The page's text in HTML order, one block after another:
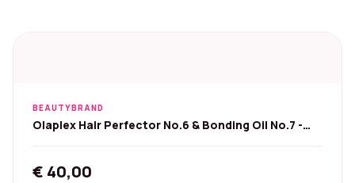
BEAUTYBRAND
Olaplex Hair Perfector No.6 & Bonding Oil No.7 -
€ 40,00